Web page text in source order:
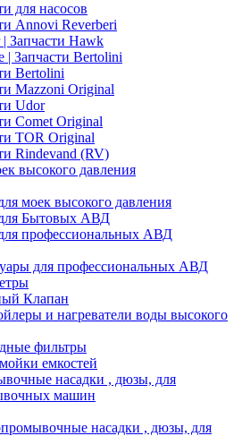
для насосов
Annovi Reverberi
| Запчасти Hawk
| Запчасти Bertolini
Bertolini
Mazzoni Original
Udor
Comet Original
TOR Original
Rindevand (RV)
высокого давления
моек высокого давления
Бытовых АВД
профессиональных АВД
для профессиональных АВД
Клапан
и нагреватели воды высокого
фильтры
емкостей
насадки , дюзы, для
машин
насадки , дюзы, для